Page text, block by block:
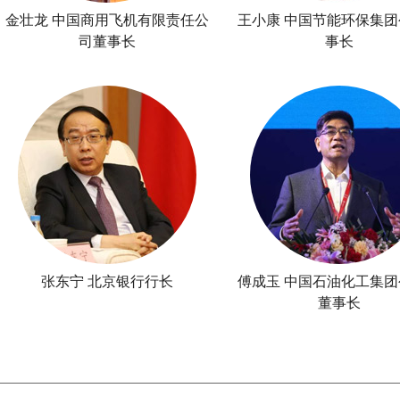
金壮龙 中国商用飞机有限责任公
司董事长
王小康 中国节能环保集
事长
张东宁 北京银行行长
傅成玉 中国石油化工集
董事长